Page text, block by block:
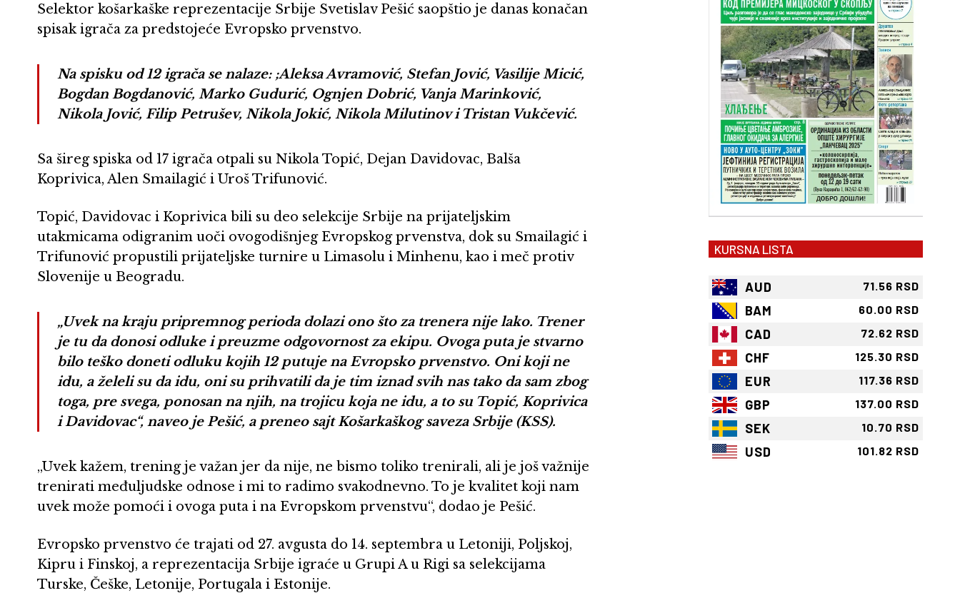
Selektor košarkaške reprezentacije Srbije Svetislav Pešić saopštio je danas konačan
spisak igrača za predstojeće Evropsko prvenstvo.
Na spisku od 12 igrača se nalaze: ;Aleksa Avramović, Stefan Jović, Vasilije Micić,
Bogdan Bogdanović, Marko Gudurić, Ognjen Dobrić, Vanja Marinković,
Nikola Jović, Filip Petrušev, Nikola Jokić, Nikola Milutinov i Tristan Vukčević.
Sa šireg spiska od 17 igrača otpali su Nikola Topić, Dejan Davidovac, Balša
Koprivica, Alen Smailagić i Uroš Trifunović.
Topić, Davidovac i Koprivica bili su deo selekcije Srbije na prijateljskim
utakmicama odigranim uoči ovogodišnjeg Evropskog prvenstva, dok su Smailagić i
Trifunović propustili prijateljske turnire u Limasolu i Minhenu, kao i meč protiv
Slovenije u Beogradu.
„Uvek na kraju pripremnog perioda dolazi ono što za trenera nije lako. Trener
je tu da donosi odluke i preuzme odgovornost za ekipu. Ovoga puta je stvarno
bilo teško doneti odluku kojih 12 putuje na Evropsko prvenstvo. Oni koji ne
idu, a želeli su da idu, oni su prihvatili da je tim iznad svih nas tako da sam zbog
toga, pre svega, ponosan na njih, na trojicu koja ne idu, a to su Topić, Koprivica
i Davidovac“, naveo je Pešić, a preneo sajt Košarkaškog saveza Srbije (KSS).
„Uvek kažem, trening je važan jer da nije, ne bismo toliko trenirali, ali je još važnije
trenirati međuljudske odnose i mi to radimo svakodnevno. To je kvalitet koji nam
uvek može pomoći i ovoga puta i na Evropskom prvenstvu“, dodao je Pešić.
Evropsko prvenstvo će trajati od 27. avgusta do 14. septembra u Letoniji, Poljskoj,
Kipru i Finskoj, a reprezentacija Srbije igraće u Grupi A u Rigi sa selekcijama
Turske, Češke, Letonije, Portugala i Estonije.
KURSNA LISTA
AUD 71.56 RSD
BAM 60.00 RSD
CAD 72.62 RSD
CHF 125.30 RSD
EUR 117.36 RSD
GBP 137.00 RSD
SEK 10.70 RSD
USD 101.82 RSD